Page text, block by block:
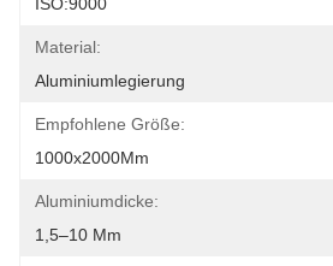
Material:
Aluminiumlegierung
Empfohlene Größe:
1000x2000Mm
Aluminiumdicke:
1,5–10 Mm